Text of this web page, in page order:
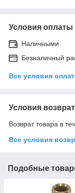
Условия оплаты
Наличными
Безналичный
Все условия
Условия
Возврат товара в
Все условия
Подобные